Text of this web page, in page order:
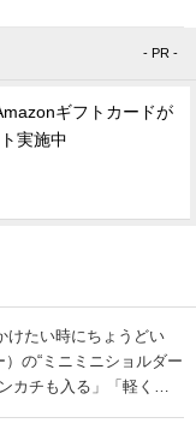
- PR -
ギフトカードが
実施中
けたい時にちょうどい
の“ミニミニショルダー
チも入る」「軽くて